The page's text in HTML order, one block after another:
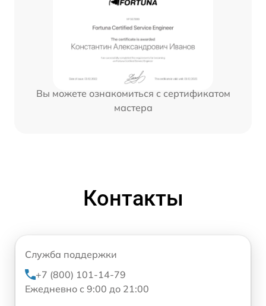
Вы можете ознакомиться с сертификатом
мастера
Контакты
Служба поддержки
+7 (800) 101-14-79
Ежедневно с 9:00 до 21:00